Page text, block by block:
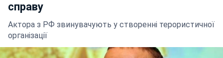
справу
Актора з РФ звинувачують у створенні терористичної
організації